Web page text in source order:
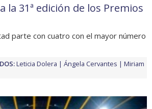
la 31ª edición de los Premios
parte con cuatro con el mayor número
Leticia Dolera Ángela Cervantes
Miriam